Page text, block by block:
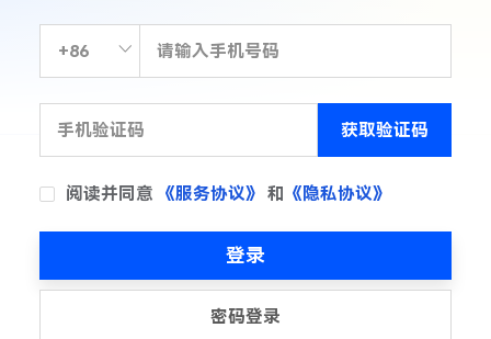
获取验证码
阅读并同意 《服务协议》 和 《隐私协议》
登录
密码登录